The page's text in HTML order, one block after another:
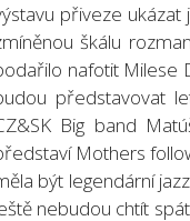
přiveze
škálu
nafotit Milese
představovat
Big band
Mothers
být legendární
nebudou chtít